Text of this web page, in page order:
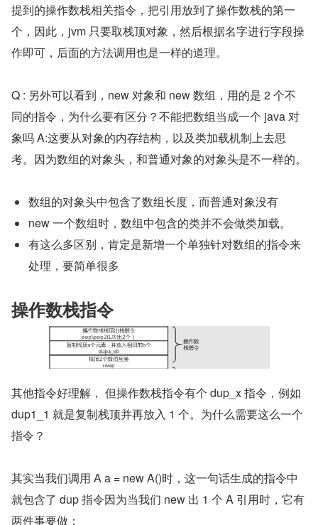
提到的操作数栈相关指令，把引用放到了操作数栈的第一
个，因此，jvm 只要取栈顶对象，然后根据名字进行字段操
作即可，后面的方法调用也是一样的道理。
Q : 另外可以看到，new 对象和 new 数组，用的是 2 个不
同的指令，为什么要有区分？不能把数组当成一个 java 对
象吗 A:这要从对象的内存结构，以及类加载机制上去思
考。因为数组的对象头，和普通对象的对象头是不一样的。
数组的对象头中包含了数组长度，而普通对象没有
new 一个数组时，数组中包含的类并不会做类加载。
有这么多区别，肯定是新增一个单独针对数组的指令来
处理，要简单很多
操作数栈指令
其他指令好理解， 但操作数栈指令有个 dup_x 指令，例如
dup1_1 就是复制栈顶并再放入 1 个。为什么需要这么一个
指令？
其实当我们调用 A a = new A()时，这一句话生成的指令中
就包含了 dup 指令因为当我们 new 出 1 个 A 引用时，它有
两件事要做：